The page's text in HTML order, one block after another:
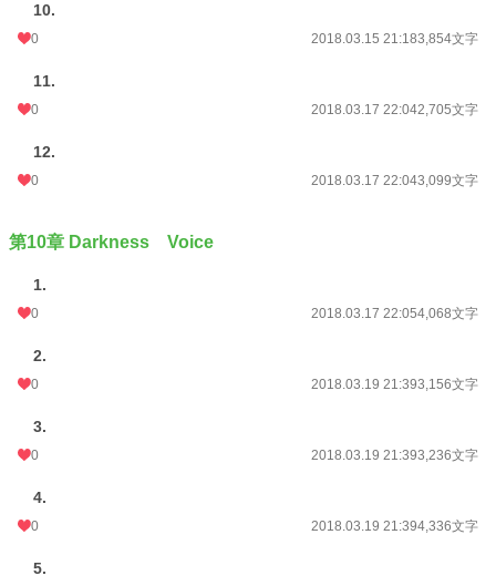
10.
0 2018.03.15 21:183,854文字
11.
0 2018.03.17 22:042,705文字
12.
0 2018.03.17 22:043,099文字
第10章 Darkness Voice
1.
0 2018.03.17 22:054,068文字
2.
0 2018.03.19 21:393,156文字
3.
0 2018.03.19 21:393,236文字
4.
0 2018.03.19 21:394,336文字
5.